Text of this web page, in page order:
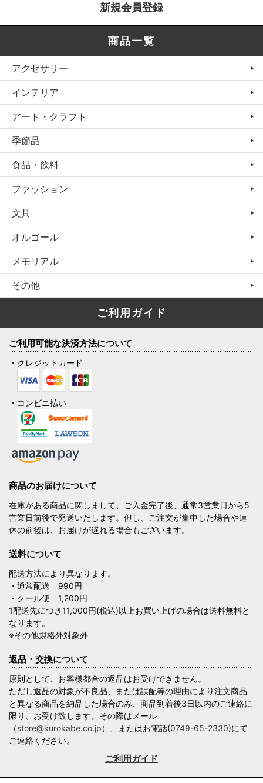
新規会員登録
商品一覧
アクセサリー
インテリア
アート・クラフト
季節品
食品・飲料
ファッション
文具
オルゴール
メモリアル
その他
ご利用ガイド
ご利用可能な決済方法について
・クレジットカード
・コンビニ払い
商品のお届けについて
在庫がある商品に関しまして、ご入金完了後、通常3営業日から5
営業日前後で発送いたします。但し、ご注文が集中した場合や連
休の前後は、お届けが遅れる場合もございます。
送料について
配送方法により異なります。
・通常配送 990円
・クール便 1,200円
1配送先につき11,000円(税込)以上お買い上げの場合は送料無料と
なります。
※その他規格外対象外
返品・交換について
原則として、お客様都合の返品はお受けできません。
ただし返品の対象が不良品、または誤配等の理由により注文商品
と異なる商品を納品した場合のみ、商品到着後3日以内のご連絡に
限り、お受け致します。その際はメール
（store@kurokabe.co.jp）、またはお電話(0749-65-2330)にて
ご連絡ください。
ご利用ガイド